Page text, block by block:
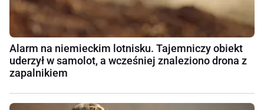
Alarm na niemieckim lotnisku. Tajemniczy obiekt
uderzył w samolot, a wcześniej znaleziono drona z
zapalnikiem